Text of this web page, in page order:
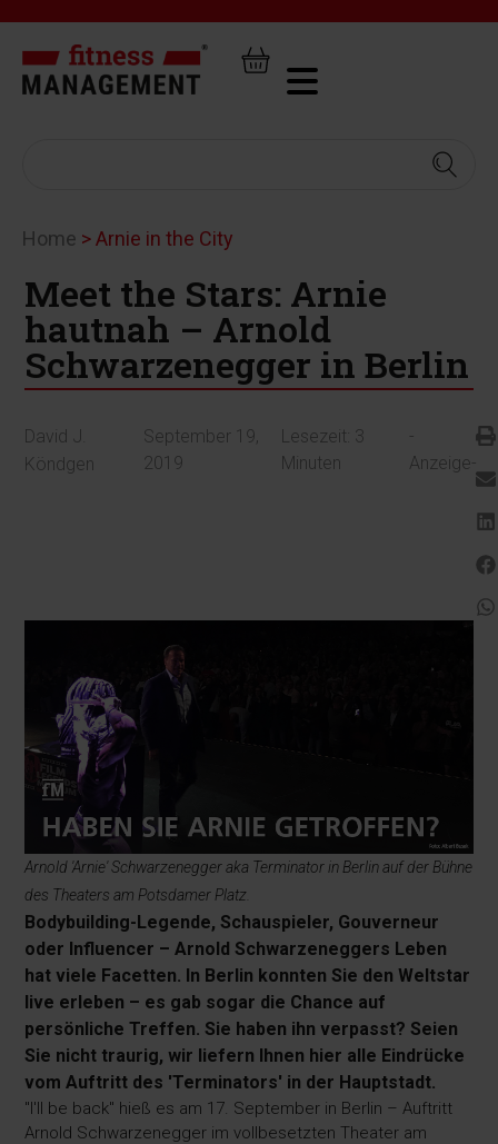
Home >Arnie in the City
Meet the Stars: Arnie
hautnah – Arnold
Schwarzenegger in Berlin
David J.
Köndgen
September 19,
2019
Lesezeit: 3
Minuten
-
Anzeige-
Arnold 'Arnie' Schwarzenegger aka Terminator in Berlin auf der Bühne
des Theaters am Potsdamer Platz.
Bodybuilding-Legende, Schauspieler, Gouverneur
oder Influencer – Arnold Schwarzeneggers Leben
hat viele Facetten. In Berlin konnten Sie den Weltstar
live erleben – es gab sogar die Chance auf
persönliche Treffen. Sie haben ihn verpasst? Seien
Sie nicht traurig, wir liefern Ihnen hier alle Eindrücke
vom Auftritt des 'Terminators' in der Hauptstadt.
"I'll be back" hieß es am 17. September in Berlin – Auftritt
Arnold Schwarzenegger im vollbesetzten Theater am